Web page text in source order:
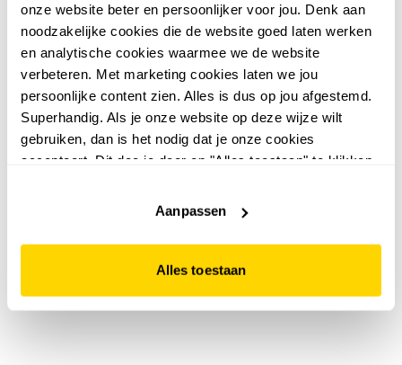
onze website beter en persoonlijker voor jou. Denk aan
noodzakelijke cookies die de website goed laten werken
en analytische cookies waarmee we de website
verbeteren. Met marketing cookies laten we jou
persoonlijke content zien. Alles is dus op jou afgestemd.
Superhandig. Als je onze website op deze wijze wilt
gebruiken, dan is het nodig dat je onze cookies
accepteert. Dit doe je door op "Alles toestaan" te klikken.
website niet optimaal functioneert.
Aanpassen
Alles toestaan